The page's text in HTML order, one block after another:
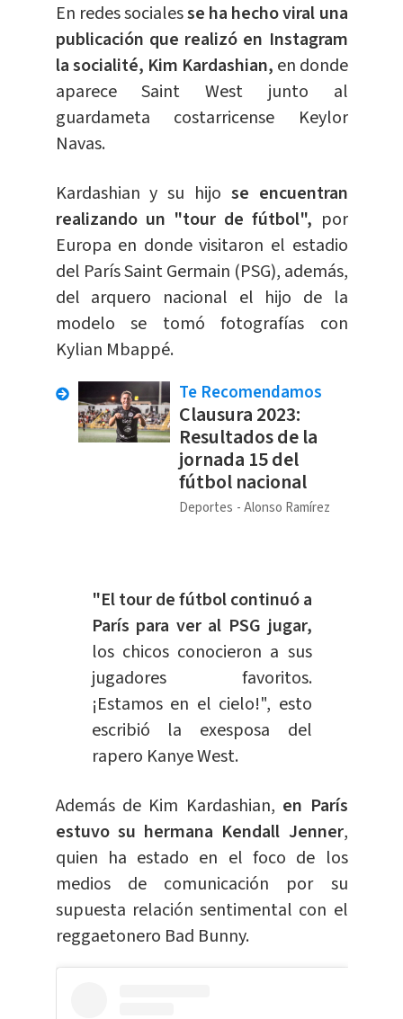
En redes socialesse ha hecho viral una
publicación que realizó en Instagram
la socialité, Kim Kardashian, en donde
aparece Saint West junto al
guardameta costarricense Keylor
Navas.
Kardashian y su hijo se encuentran
realizando un "tour de fútbol", por
Europa en donde visitaron el estadio
del París Saint Germain (PSG), además,
del arquero nacional el hijo de la
modelo se tomó fotografías con
Kylian Mbappé.
Te Recomendamos
Clausura 2023:
Resultados de la
jornada 15 del
fútbol nacional
Deportes Alonso Ramírez
"El tour de fútbol continuó a
París para ver al PSG jugar,
los chicos conocieron a sus
jugadores favoritos.
¡Estamos en el cielo!", esto
escribió la exesposa del
rapero Kanye West.
Además de Kim Kardashian, en París
estuvo su hermana Kendall Jenner,
quien ha estado en el foco de los
medios de comunicación por su
supuesta relación sentimental con el
reggaetonero Bad Bunny.